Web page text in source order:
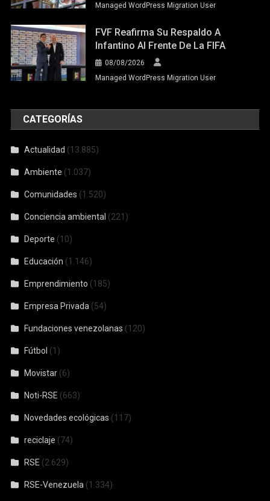
Managed WordPress Migration User
FVF Reafirma Su Respaldo A
Infantino Al Frente De La FIFA
08/08/2026
Managed WordPress Migration User
CATEGORÍAS
Actualidad (13.885)
Ambiente (1.037)
Comunidades (1.520)
Conciencia ambiental (221)
Deporte (10)
Educación (1.146)
Emprendimiento (185)
Empresa Privada (54)
Fundaciones venezolanas (120)
Fútbol (1)
Movistar (6)
Noti-RSE (663)
Novedades ecológicas (117)
reciclaje (74)
RSE (2.629)
RSE-Venezuela (1.334)